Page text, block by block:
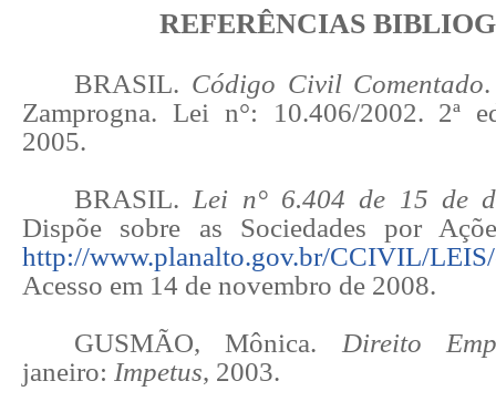
REFERÊNCIAS
BRASIL. Código Civil Comentado
Zamprogna. Lei n°: 10.406/2002. 2ª
2005.
BRASIL. Lei n° 6.404 de 15 de
Dispõe sobre as Sociedades por
http://www.planalto.gov.br/CCIVIL/
Acesso em 14 de novembro de 2008.
GUSMÃO, Mônica. Direito
janeiro: Impetus, 2003.